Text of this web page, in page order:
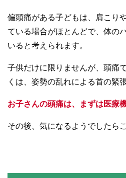
偏頭痛がある子どもは、肩こり
ている場合がほとんどで、体の
いると考えられます。
子供だけに限りませんが、頭痛
くは、姿勢の乱れによる首の緊
お子さんの頭痛は、まずは医療
その後、気になるようでしたら